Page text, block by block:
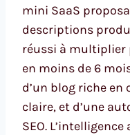
mini SaaS
descriptions
réussi à multiplier
en moins de 6
d’un blog riche en
claire, et d’une
SEO.